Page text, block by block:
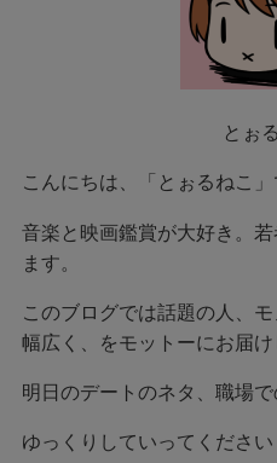
とぉ
こんにちは、「とぉるねこ」
音楽と映画鑑賞が大好き。
ます。
このブログでは話題の人、
幅広く、をモットーにお届け
明日のデートのネタ、職場で
ゆっくりしていってください